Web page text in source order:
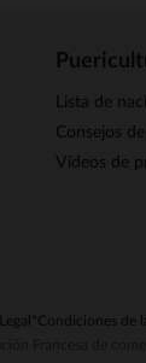
Lista de
Consejos
Vídeos de
*Condiciones de